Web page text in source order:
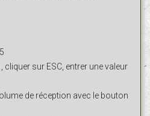
cliquer sur ESC, entrer une valeur
de réception avec le bouton